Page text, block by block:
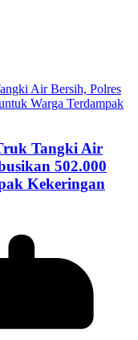
Tangki Air
502.000
Kekeringan